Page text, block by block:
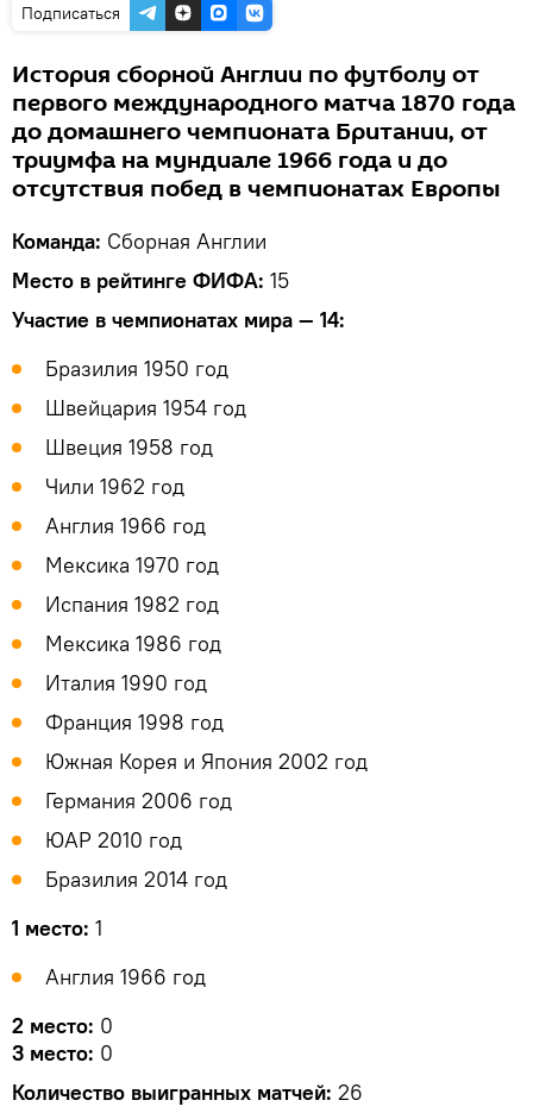
Подписаться
История сборной Англии по футболу от
первого международного матча 1870 года
до домашнего чемпионата Британии, от
триумфа на мундиале 1966 года и до
отсутствия побед в чемпионатах Европы
Команда: Сборная Англии
Место в рейтинге ФИФА: 15
Участие в чемпионатах мира — 14:
Бразилия 1950 год
Швейцария 1954 год
Швеция 1958 год
Чили 1962 год
Англия 1966 год
Мексика 1970 год
Испания 1982 год
Мексика 1986 год
Италия 1990 год
Франция 1998 год
Южная Корея и Япония 2002 год
Германия 2006 год
ЮАР 2010 год
Бразилия 2014 год
1 место: 1
Англия 1966 год
2 место: 0
3 место: 0
Количество выигранных матчей: 26